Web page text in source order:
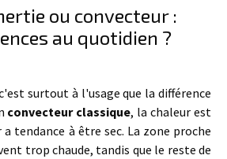
ou convecteur :
au quotidien ?
surtout à l'usage que la différence
convecteur classique, la chaleur est
tendance à être sec. La zone proche
trop chaude, tandis que le reste de